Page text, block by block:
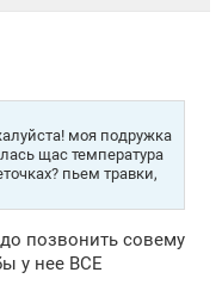
моя подружка
щас температура
пьем травки,
позвонить совему
у нее ВСЕ